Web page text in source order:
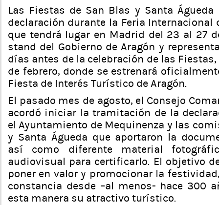
Las Fiestas de San Blas y Santa
declaración durante la Feria Internacional
que tendrá lugar en Madrid del 23 al 27
stand del Gobierno de Aragón y
días antes de la celebración de las
de febrero, donde se estrenará
Fiesta de Interés Turístico de Aragón.
El pasado mes de agosto, el Consejo
acordó iniciar la tramitación de la
el Ayuntamiento de Mequinenza y las
y Santa Águeda que aportaron la
así como diferente material
audiovisual para certificarlo. El objetivo
poner en valor y promocionar la
constancia desde –al menos- hace 300
esta manera su atractivo turístico.